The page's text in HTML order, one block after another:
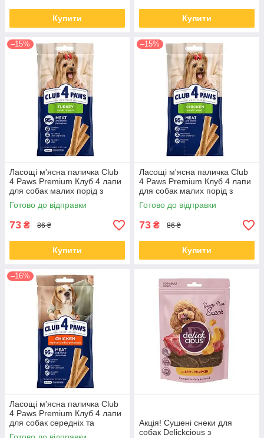
Купити Купити
–15%
Ласощі м'ясна паличка Club
4 Paws Premium Клуб 4 лапи
для собак малих порід з
індичкою 36 гр
Готово до відправки
73 ₴ 86 ₴
Купити
–15%
Ласощі м'ясна паличка Club
4 Paws Premium Клуб 4 лапи
для собак малих порід з
куркою 36 гр
Готово до відправки
73 ₴ 86 ₴
Купити
–16%
Ласощі м'ясна паличка Club
4 Paws Premium Клуб 4 лапи
для собак середніх та
великих порід з куркою 60 гр
Акція! Сушені снеки для
собак Delickcious з